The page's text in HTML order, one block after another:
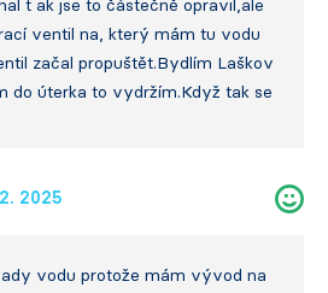
t ak jse to částečně opravil,ale
ventil na, který mám tu vodu
začal propuštět.Bydlím Laškov
do úterka to vydržím.Když tak se
2025
vodu protože mám vývod na